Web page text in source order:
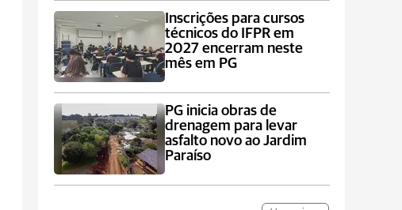
Inscrições para cursos
técnicos do IFPR em
2027 encerram neste
mês em PG
PG inicia obras de
drenagem para levar
asfalto novo ao Jardim
Paraíso